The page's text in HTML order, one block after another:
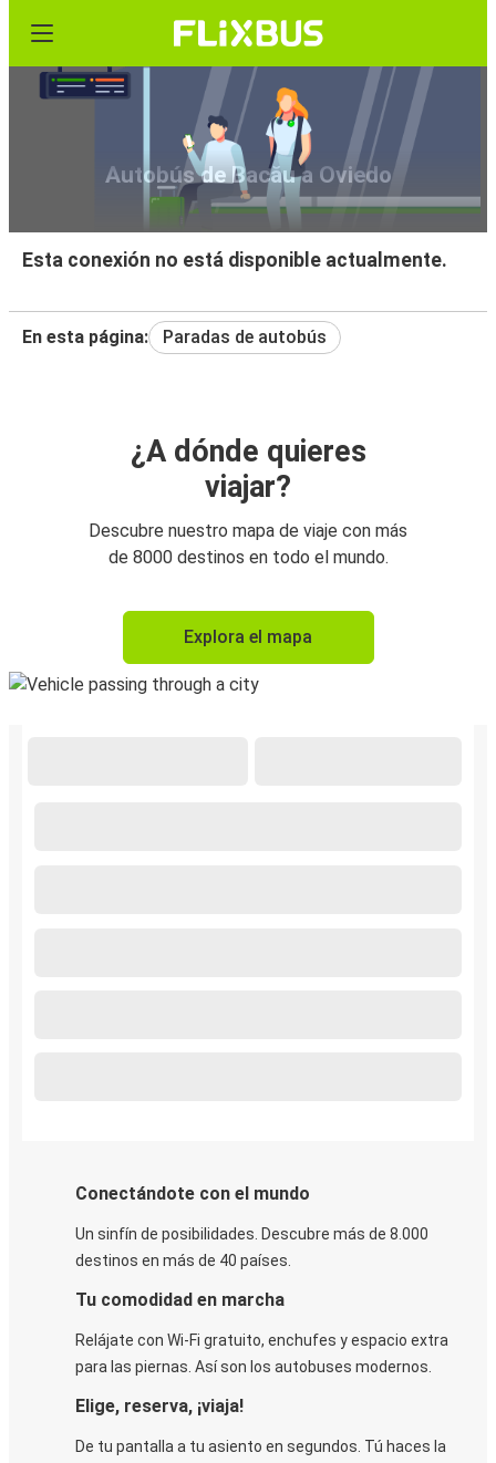
Autobús de Bacău a Oviedo
Esta conexión no está disponible actualmente.
En esta página: Paradas de autobús
¿A dónde quieres
viajar?
Descubre nuestro mapa de viaje con más
de 8000 destinos en todo el mundo.
Explora el mapa
Conectándote con el mundo
Un sinfín de posibilidades. Descubre más de 8.000
destinos en más de 40 países.
Tu comodidad en marcha
Relájate con Wi-Fi gratuito, enchufes y espacio extra
para las piernas. Así son los autobuses modernos.
Elige, reserva, ¡viaja!
De tu pantalla a tu asiento en segundos. Tú haces la